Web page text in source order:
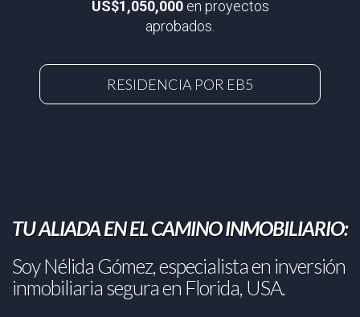
US$1,050,000en proyectos
aprobados.
RESIDENCIA POR EB5
TU ALIADA EN EL CAMINO INMOBILIARIO:
Soy Nélida Gómez, especialista en inversión
inmobiliaria segura en Florida, USA.